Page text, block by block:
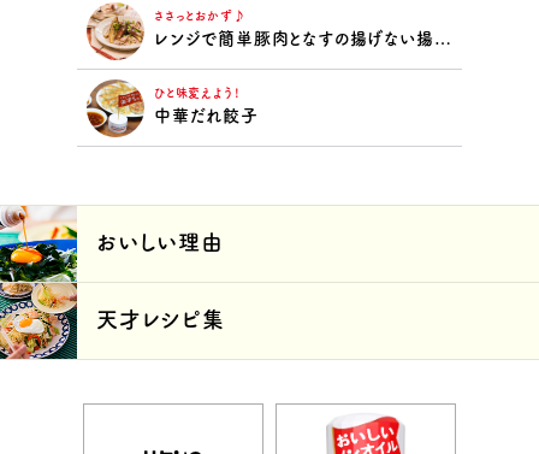
ささっとおかず♪
レンジで簡単豚肉となすの揚げない揚げ浸し
ひと味変えよう！
中華だれ餃子
おいしい理由
天才レシピ集